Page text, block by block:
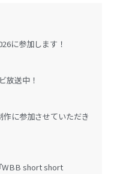
に参加します！
放送中！
作に参加させていただき
WBB short short